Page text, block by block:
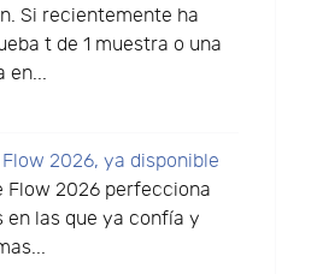
Si recientemente ha
t de 1 muestra o una
en...
2026, ya disponible
Flow 2026 perfecciona
en las que ya confía y